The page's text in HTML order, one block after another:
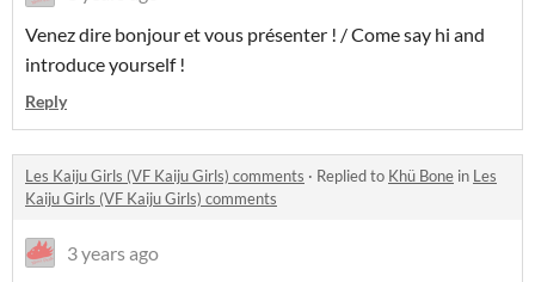
Venez dire bonjour et vous présenter ! / Come say hi and
introduce yourself !
Reply
Les Kaiju Girls (VF Kaiju Girls) comments · Replied to Khü Bone in Les
Kaiju Girls (VF Kaiju Girls) comments
3 years ago